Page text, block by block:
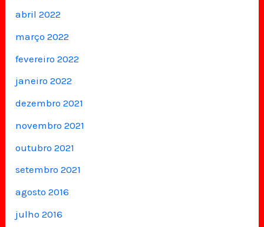
abril 2022
março 2022
fevereiro 2022
janeiro 2022
dezembro 2021
novembro 2021
outubro 2021
setembro 2021
agosto 2016
julho 2016